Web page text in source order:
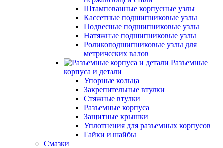
Штампованные корпусные узлы
Кассетные подшипниковые узлы
Подвесные подшипниковые узлы
Натяжные подшипниковые узлы
Роликоподшипниковые узлы для
метрических валов
Разъемные
корпуса и детали
Упорные кольца
Закрепительные втулки
Стяжные втулки
Разъемные корпуса
Защитные крышки
Уплотнения для разъемных корпусов
Гайки и шайбы
Смазки